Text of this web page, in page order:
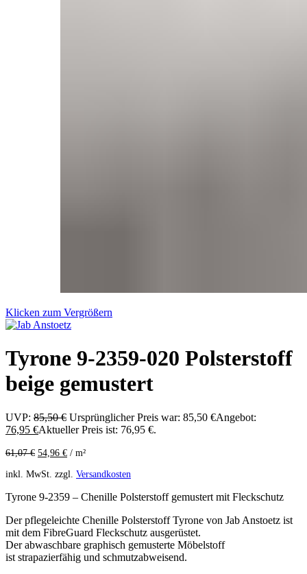
Klicken zum Vergrößern
Tyrone 9-2359-020 Polsterstoff
beige gemustert
UVP: 85,50€ Ursprünglicher Preis war: 85,50 €Angebot:
76,95 €Aktueller Preis ist: 76,95 €.
61,07€ 54,96 € / m²
inkl. MwSt. zzgl. Versandkosten
Tyrone 9-2359 – Chenille Polsterstoff gemustert mit Fleckschutz
Der pflegeleichte Chenille Polsterstoff Tyrone von Jab Anstoetz ist
mit dem FibreGuard Fleckschutz ausgerüstet.
Der abwaschbare graphisch gemusterte Möbelstoff
ist strapazierfähig und schmutzabweisend.